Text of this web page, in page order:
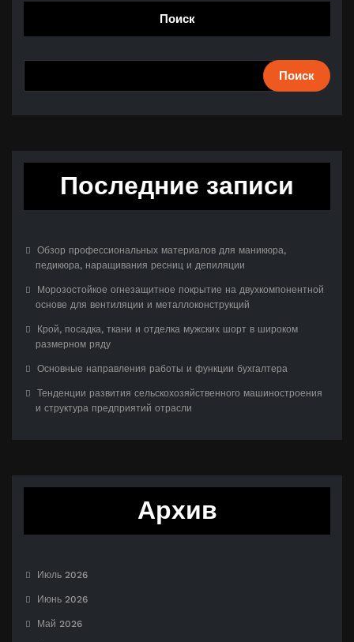
Поиск
Поиск
Последние записи
Обзор профессиональных материалов для маникюра,
педикюра, наращивания ресниц и депиляции
Морозостойкое огнезащитное покрытие на двухкомпонентной
основе для вентиляции и металлоконструкций
Крой, посадка, ткани и отделка мужских шорт в широком
размерном ряду
Основные направления работы и функции бухгалтера
Тенденции развития сельскохозяйственного машиностроения
и структура предприятий отрасли
Архив
Июль 2026
Июнь 2026
Май 2026